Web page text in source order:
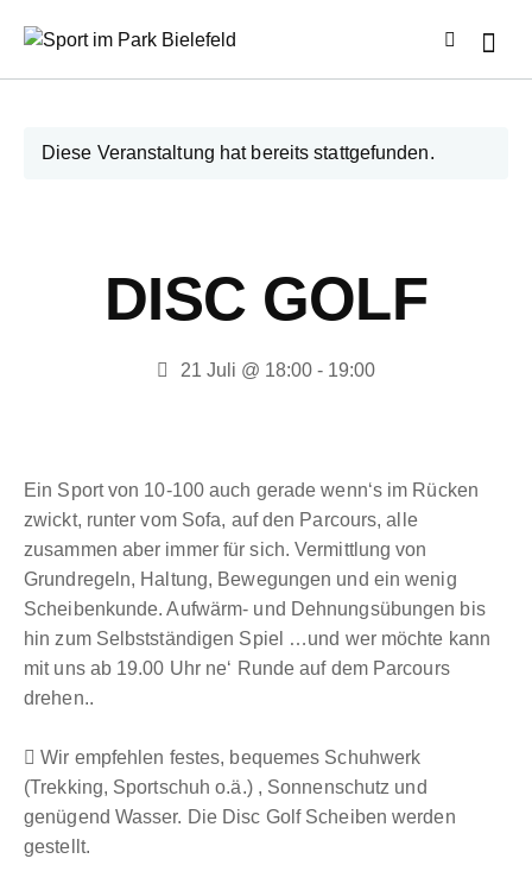
Diese Veranstaltung hat bereits stattgefunden.
DISC GOLF
21 Juli @ 18:00 - 19:00
Ein Sport von 10-100 auch gerade wenn‘s im Rücken
zwickt, runter vom Sofa, auf den Parcours, alle
zusammen aber immer für sich. Vermittlung von
Grundregeln, Haltung, Bewegungen und ein wenig
Scheibenkunde. Aufwärm- und Dehnungsübungen bis
hin zum Selbstständigen Spiel …und wer möchte kann
mit uns ab 19.00 Uhr ne‘ Runde auf dem Parcours
drehen..
Wir empfehlen festes, bequemes Schuhwerk
(Trekking, Sportschuh o.ä.) , Sonnenschutz und
genügend Wasser. Die Disc Golf Scheiben werden
gestellt.